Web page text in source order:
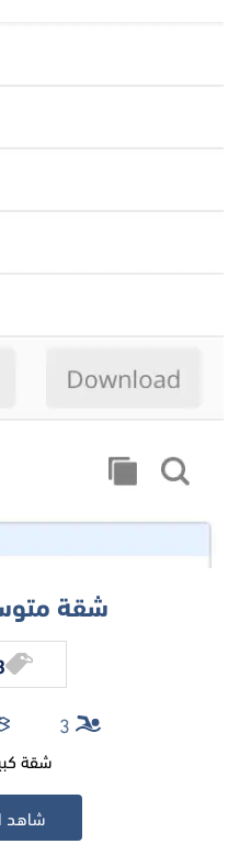
شقة
3
شقة
شاهد